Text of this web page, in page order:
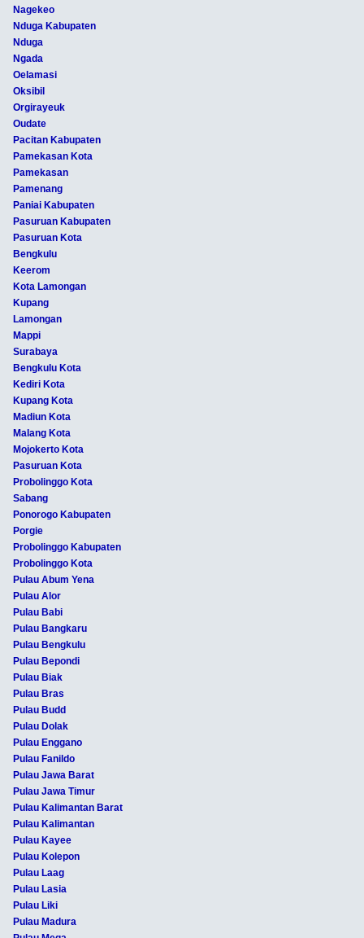
Nagekeo
Nduga Kabupaten
Nduga
Ngada
Oelamasi
Oksibil
Orgirayeuk
Oudate
Pacitan Kabupaten
Pamekasan Kota
Pamekasan
Pamenang
Paniai Kabupaten
Pasuruan Kabupaten
Pasuruan Kota
Bengkulu
Keerom
Kota Lamongan
Kupang
Lamongan
Mappi
Surabaya
Bengkulu Kota
Kediri Kota
Kupang Kota
Madiun Kota
Malang Kota
Mojokerto Kota
Pasuruan Kota
Probolinggo Kota
Sabang
Ponorogo Kabupaten
Porgie
Probolinggo Kabupaten
Probolinggo Kota
Pulau Abum Yena
Pulau Alor
Pulau Babi
Pulau Bangkaru
Pulau Bengkulu
Pulau Bepondi
Pulau Biak
Pulau Bras
Pulau Budd
Pulau Dolak
Pulau Enggano
Pulau Fanildo
Pulau Jawa Barat
Pulau Jawa Timur
Pulau Kalimantan Barat
Pulau Kalimantan
Pulau Kayee
Pulau Kolepon
Pulau Laag
Pulau Lasia
Pulau Liki
Pulau Madura